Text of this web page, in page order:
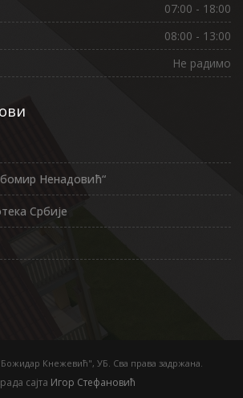
07:00 - 18:00
08:00 - 13:00
Не радимо
Ненадовић“
Србије
Кнежевић", УБ. Сва права задржана.
сајта Игор Стефановић